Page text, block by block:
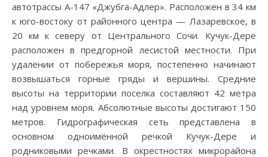
автотрассы А-147 «Джубга-Адлер». Расположен в 34 км
к юго-востоку от районного центра — Лазаревское, в
20 км к северу от Центрального Сочи. Кучук-Дере
расположен в предгорной лесистой местности. При
удалении от побережья моря, постепенно начинают
возвышаться горные гряды и вершины. Средние
высоты на территории поселка составляют 42 метра
над уровнем моря. Абсолютные высоты достигают 150
метров. Гидрографическая сеть представлена в
основном одноимённой речкой Кучук-Дере и
родниковыми речками. В окрестностях микрорайона